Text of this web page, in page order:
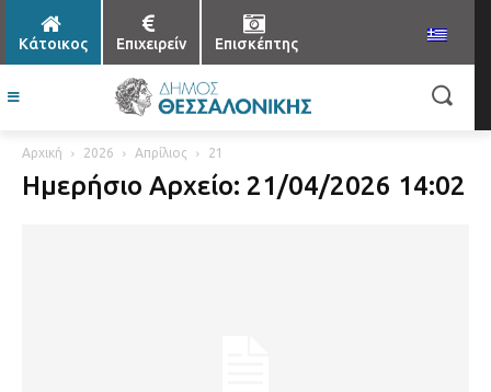
Κάτοικος Επιχειρείν Επισκέπτης
Αρχική 2026 Απρίλιος 21
Ημερήσιο Αρχείο: 21/04/2026 14:02